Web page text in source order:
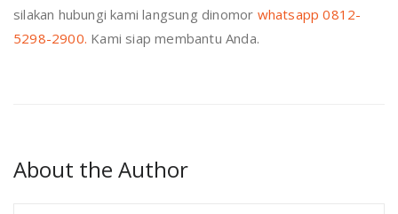
silakan hubungi kami langsung dinomor whatsapp 0812-
5298-2900. Kami siap membantu Anda.
About the Author